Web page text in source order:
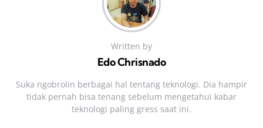
Written by
Edo Chrisnado
Suka ngobrolin berbagai hal tentang teknologi. Dia hampir
tidak pernah bisa tenang sebelum mengetahui kabar
teknologi paling gress saat ini.